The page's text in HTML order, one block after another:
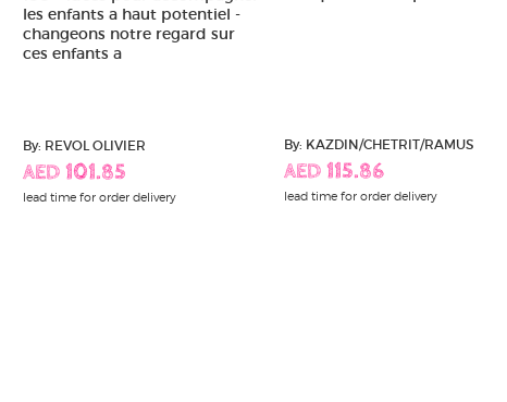
les enfants a haut potentiel -
changeons notre regard sur
ces enfants a
By: REVOL OLIVIER
AED 101.85
lead time for order delivery
By: KAZDIN/CHETRIT/RAMUS
AED 115.86
lead time for order delivery